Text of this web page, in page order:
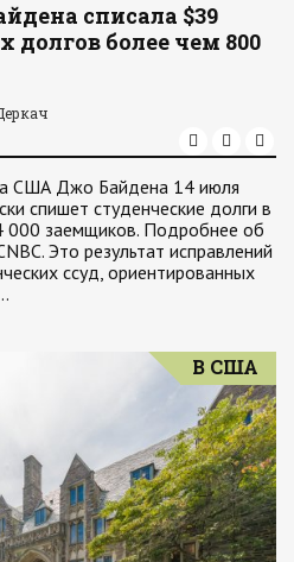
списала $39
долгов более чем 800
США Джо Байдена 14 июля
спишет студенческие долги в
заемщиков. Подробнее об
Это результат исправлений
ссуд, ориентированных
В США